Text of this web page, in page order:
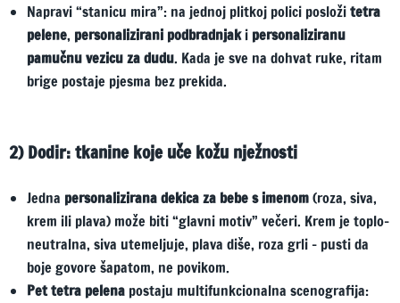
Napravi “stanicu mira”: na jednoj plitkoj polici posložitetra
pelene, personalizirani podbradnjaki personaliziranu
pamučnu vezicu za dudu. Kada je sve na dohvat ruke, ritam
brige postaje pjesma bez prekida.
2) Dodir: tkanine koje uče kožu nježnosti
Jedna personalizirana dekica za bebe s imenom(roza, siva,
krem ili plava) može biti “glavni motiv” večeri. Krem je toplo-
neutralna, siva utemeljuje, plava diše, roza grli – pusti da
boje govore šapatom, ne povikom.
Pet tetra pelena postaju multifunkcionalna scenografija: